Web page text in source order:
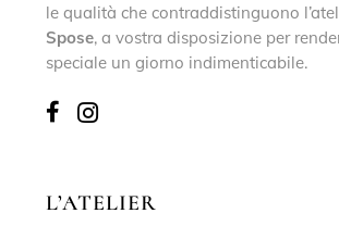
le qualità che contraddistinguono
Spose, a vostra disposizione per
speciale un giorno indimenticabile.
L’ATELIER